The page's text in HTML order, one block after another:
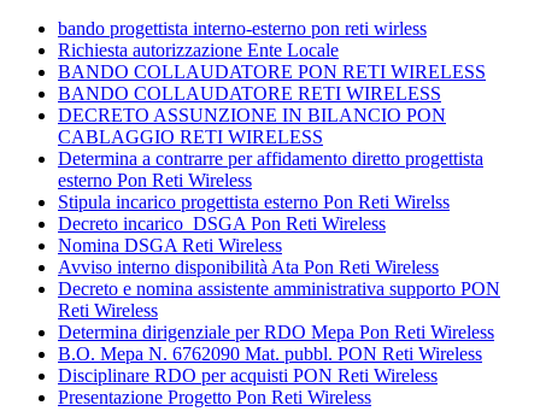
bando progettista interno-esterno pon reti wirless
Richiesta autorizzazione Ente Locale
BANDO COLLAUDATORE PON RETI WIRELESS
BANDO COLLAUDATORE RETI WIRELESS
DECRETO ASSUNZIONE IN BILANCIO PON
CABLAGGIO RETI WIRELESS
Determina a contrarre per affidamento diretto progettista
esterno Pon Reti Wireless
Stipula incarico progettista esterno Pon Reti Wirelss
Decreto incarico DSGA Pon Reti Wireless
Nomina DSGA Reti Wireless
Avviso interno disponibilità Ata Pon Reti Wireless
Decreto e nomina assistente amministrativa supporto PON
Reti Wireless
Determina dirigenziale per RDO Mepa Pon Reti Wireless
B.O. Mepa N. 6762090 Mat. pubbl. PON Reti Wireless
Disciplinare RDO per acquisti PON Reti Wireless
Presentazione Progetto Pon Reti Wireless